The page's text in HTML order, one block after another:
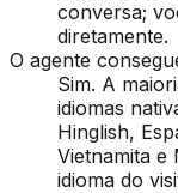
conversa;
diretamente.
O agente
Sim. A
idiomas
Hinglish,
Vietnamita e
idioma do